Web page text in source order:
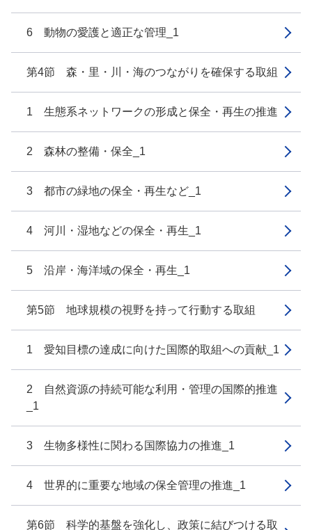
6 動物の愛護と適正な管理_1
第4節 森・里・川・海のつながりを確保する取組
1 生態系ネットワークの形成と保全・再生の推進
2 森林の整備・保全_1
3 都市の緑地の保全・再生など_1
4 河川・湿地などの保全・再生_1
5 沿岸・海洋域の保全・再生_1
第5節 地球規模の視野を持って行動する取組
1 愛知目標の達成に向けた国際的取組への貢献_1
2 自然資源の持続可能な利用・管理の国際的推進
_1
3 生物多様性に関わる国際協力の推進_1
4 世界的に重要な地域の保全管理の推進_1
第6節 科学的基盤を強化し、政策に結びつける取